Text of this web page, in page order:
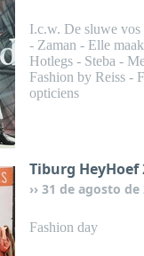
I.c.w. De sluwe
- Zaman - Elle
Hotlegs - Steba -
Fashion by Reiss -
opticiens
Tiburg HeyHoef
31 de agosto de
Fashion day